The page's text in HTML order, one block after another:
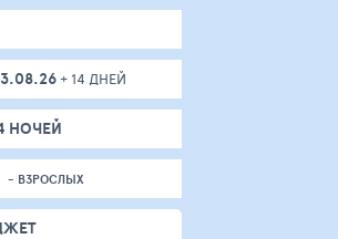
+ 14 ДНЕЙ
НОЧЕЙ
- ВЗРОСЛЫХ